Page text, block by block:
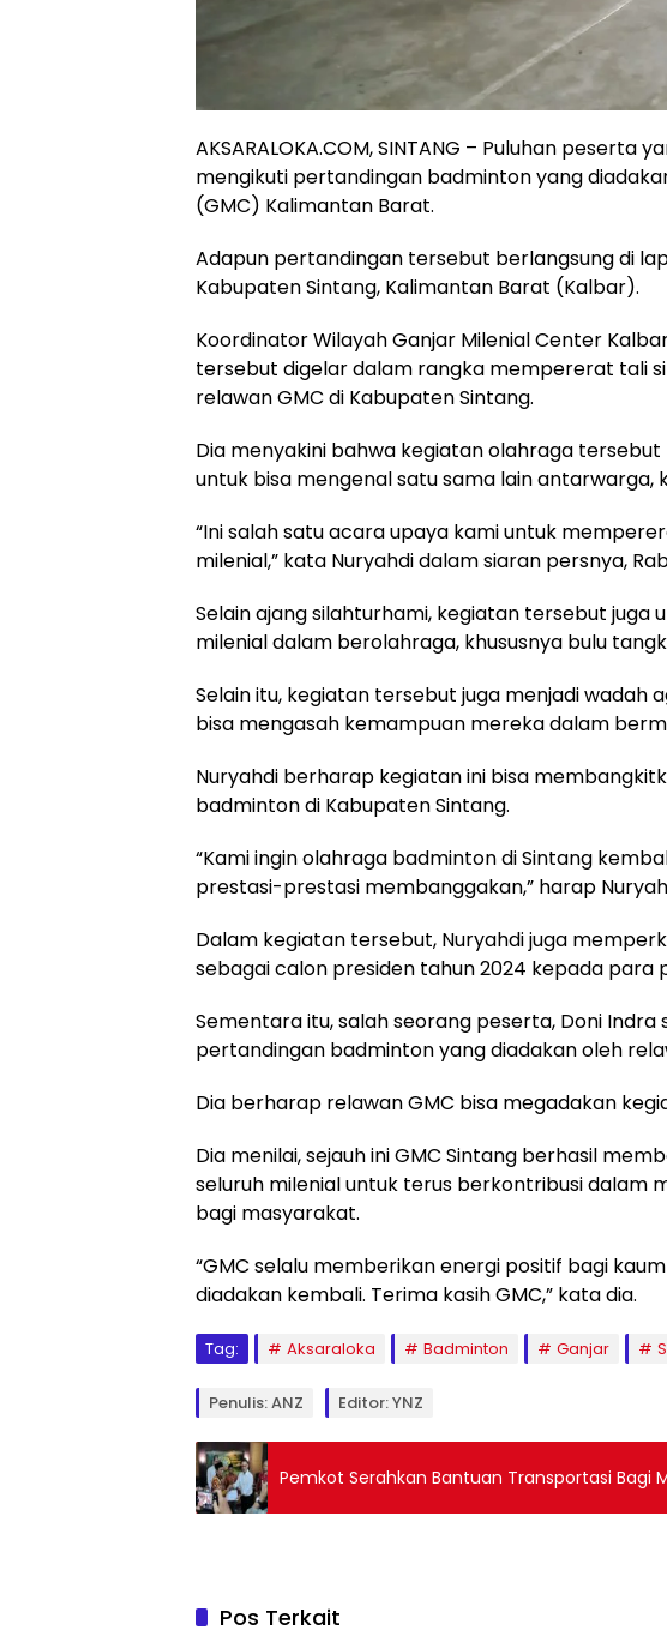
AKSARALOKA.COM, SINTANG – Puluhan peserta
mengikuti pertandingan badminton yang
(GMC) Kalimantan Barat.
Adapun pertandingan tersebut berlangsung di
Kabupaten Sintang, Kalimantan Barat (Kalbar).
Koordinator Wilayah Ganjar Milenial Center
tersebut digelar dalam rangka mempererat tali
relawan GMC di Kabupaten Sintang.
Dia menyakini bahwa kegiatan olahraga
untuk bisa mengenal satu sama lain antarwarga,
“Ini salah satu acara upaya kami untuk
milenial,” kata Nuryahdi dalam siaran persnya,
Selain ajang silahturhami, kegiatan tersebut
milenial dalam berolahraga, khususnya bulu
Selain itu, kegiatan tersebut juga menjadi wadah
bisa mengasah kemampuan mereka dalam
Nuryahdi berharap kegiatan ini bisa
badminton di Kabupaten Sintang.
“Kami ingin olahraga badminton di Sintang
prestasi-prestasi membanggakan,” harap
Dalam kegiatan tersebut, Nuryahdi juga
sebagai calon presiden tahun 2024 kepada para
Sementara itu, salah seorang peserta, Doni
pertandingan badminton yang diadakan oleh
Dia berharap relawan GMC bisa megadakan
Dia menilai, sejauh ini GMC Sintang berhasil
seluruh milenial untuk terus berkontribusi dalam
bagi masyarakat.
“GMC selalu memberikan energi positif bagi
diadakan kembali. Terima kasih GMC,” kata dia.
Tag: Aksaraloka Badminton Ganjar
Penulis: ANZ Editor: YNZ
Pemkot Serahkan Bantuan Transportasi Bagi
Pos Terkait